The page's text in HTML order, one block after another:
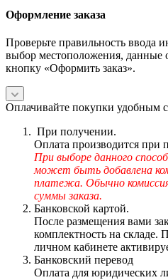
Оформление заказа
Проверьте правильность ввода
выбор местоположения, данные
кнопку «Оформить заказ».
Оплачивайте покупки удобным
При получении.
Оплата производится при
При выборе данного
может быть добавлена
платежа. Обычно
суммы заказа.
Банковской картой.
После размещения вами
комплектность на складе.
личном кабинете
Банковский перевод
Оплата для юридических